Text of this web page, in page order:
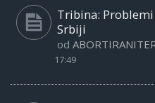
Tribina:
Srbiji
od
17:49